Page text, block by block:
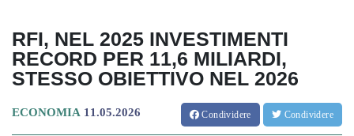
RFI, NEL 2025 INVESTIMENTI
RECORD PER 11,6 MILIARDI,
STESSO OBIETTIVO NEL 2026
ECONOMIA 11.05.2026 Condividere Condividere